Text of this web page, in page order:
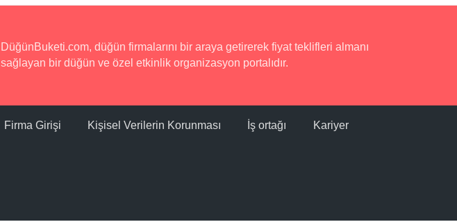
DüğünBuketi.com, düğün firmalarını bir araya getirerek fiyat teklifleri almanı
sağlayan bir düğün ve özel etkinlik organizasyon portalıdır.
Firma Girişi Kişisel Verilerin Korunması İş ortağı Kariyer